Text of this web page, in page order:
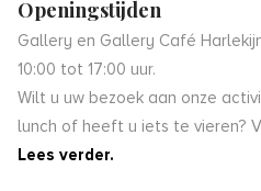
Openingstijden
Gallery en Gallery Café
10:00 tot 17:00 uur.
Wilt u uw bezoek aan onze
lunch of heeft u iets te vieren?
Lees verder.